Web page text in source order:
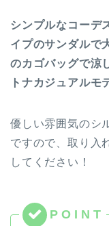
シンプルなコーデ
イプのサンダルで
のカゴバッグで涼
トナカジュアルモ
優しい雰囲気のシ
ですので、取り入
してください！